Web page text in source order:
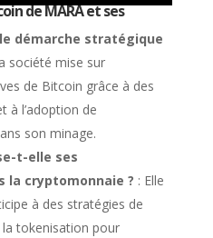
de MARA et ses
démarche stratégique
société mise sur
de Bitcoin grâce à des
à l’adoption de
son minage.
t-elle ses
la cryptomonnaie ? : Elle
à des stratégies de
tokenisation pour